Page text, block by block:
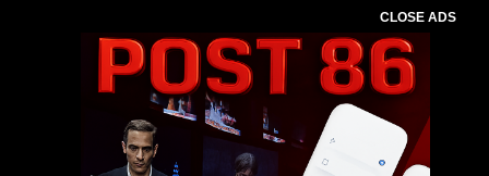
CLOSE ADS